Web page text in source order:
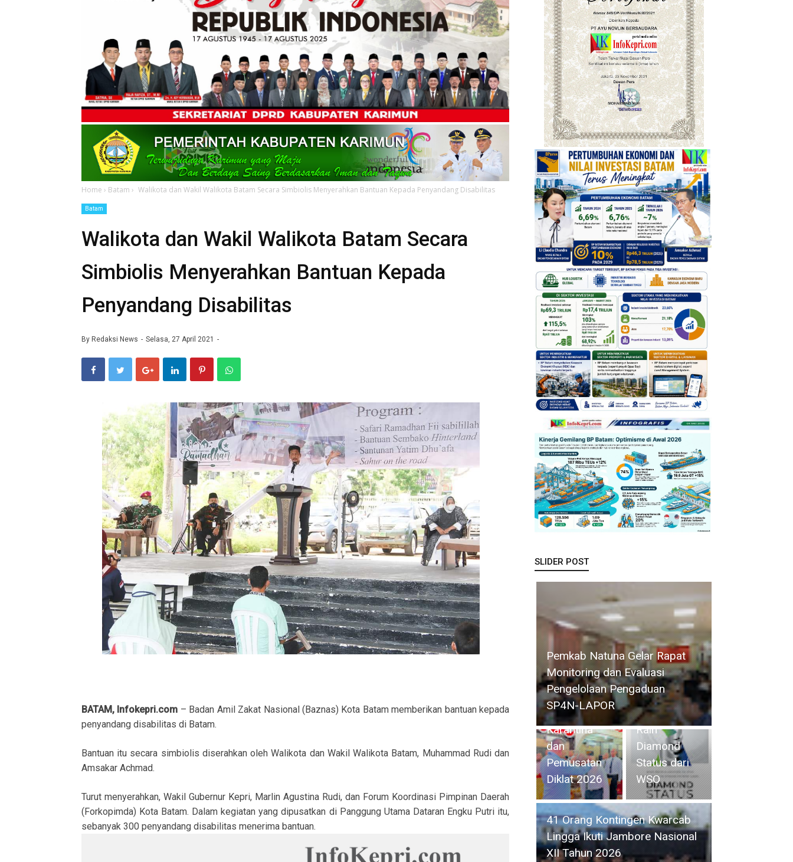
Home › Batam › Walikota dan Wakil Walikota Batam Secara Simbiolis Menyerahkan Bantuan Kepada Penyandang Disabilitas
Batam
Walikota dan Wakil Walikota Batam Secara
Simbiolis Menyerahkan Bantuan Kepada
Penyandang Disabilitas
By Redaksi News Selasa, 27 April 2021
BATAM, Infokepri.com – Badan Amil Zakat Nasional (Baznas) Kota Batam memberikan bantuan kepada
penyandang disabilitas di Batam.
Bantuan itu secara simbiolis diserahkan oleh Walikota dan Wakil Walikota Batam, Muhammad Rudi dan
Amsakar Achmad.
Turut menyerahkan, Wakil Gubernur Kepri, Marlin Agustina Rudi, dan Forum Koordinasi Pimpinan Daerah
(Forkopimda) Kota Batam. Dalam kegiatan yang dipusatkan di Panggung Utama Dataran Engku Putri itu,
sebanyak 300 penyandang disabilitas menerima bantuan.
SLIDER POST
Resmi Dibuka Wakil Bupati, 32
Calon Paskibraka Karimun
Mulai Jalani Karantina dan
Pemusatan Diklat 2026
RSBP Batam
Torehkan
Standar
Pelayanan
Kelas Dunia,
Raih
Diamond
Status dari
WSO
41 Orang
Kontingen
Kwarcab
Lingga Ikuti
Jambore
Nasional XII
Tahun 2026
Siswinya Terpilih Ikuti ISLT,
Yayasan SMA Swasta Panti
Budaya Kisaran Audensi
dengan Bupati Asahan